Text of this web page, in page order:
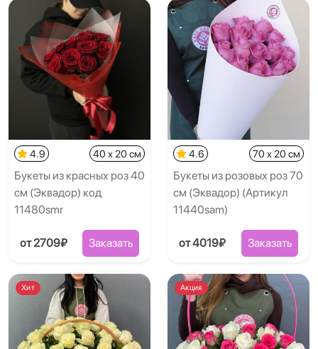
4.9 40 x 20 см
Букеты из красных роз 40
см (Эквадор) код
11480smr
от 2709₽ Заказать
4.6 70 x 20 см
Букеты из розовых роз 70
см (Эквадор) (Артикул
11440sam)
от 4019₽ Заказать
Хит Акция